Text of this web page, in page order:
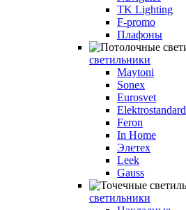
TK Lighting
F-promo
Плафоны
светильники
Maytoni
Sonex
Eurosvet
Elektrostandard
Feron
In Home
Элетех
Leek
Gauss
светильники